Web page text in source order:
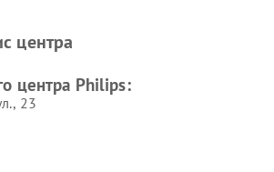
машин
Ремонт увлажнителей
центра
центра Philips:
23